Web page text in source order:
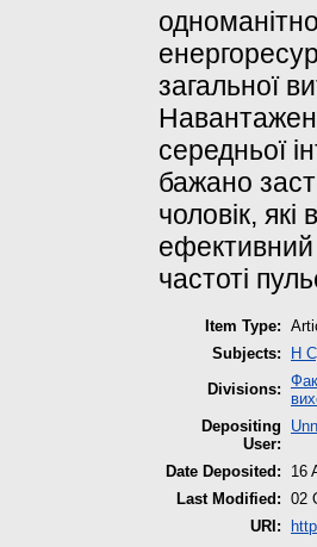
загальної
середньої
бажано
чоловік,
ефективний
частоті
Item Type:
Subjects:
H
Divisions:
Depositing
User:
Date Deposited:
16
Last Modified: 02
URI: